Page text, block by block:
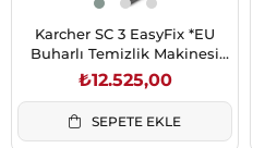
Karcher SC 3 EasyFix *EU
Buharlı Temizlik Makinesi
(1.513-650.0)
₺12.525,00
SEPETE EKLE